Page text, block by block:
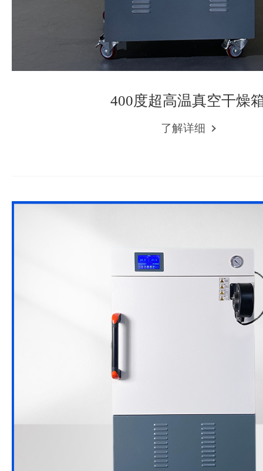
400度超高温真空干燥
了解详细